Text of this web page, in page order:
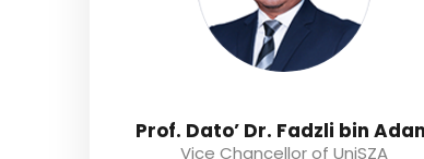
Prof. Dato’ Dr. Fadzli bin
Vice Chancellor of UniSZA